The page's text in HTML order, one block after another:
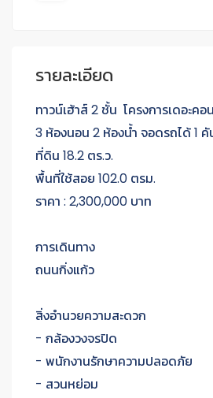
รายละเอียด
ทาวน์เฮ้าส์ 2 ชั้น โครงการเดอะค
3 ห้องนอน 2 ห้องน้ำ จอดรถได้ 1 คั
ที่ดิน 18.2 ตร.ว.
พื้นที่ใช้สอย 102.0 ตรม.
ราคา : 2,300,000 บาท
การเดินทาง
ถนนกิ่งแก้ว
สิ่งอำนวยความสะดวก
- กล้องวงจรปิด
- พนักงานรักษาความปลอดภัย
- สวนหย่อม